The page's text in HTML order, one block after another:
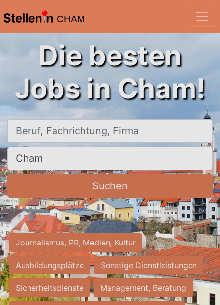
CHAM
Die besten
Jobs in Cham!
Beruf, Fachrichtung, Firma
Ort, Stadt
Suchen
Journalismus, PR, Medien, Kultur
Ausbildungsplätze Sonstige Dienstleistungen
Sicherheitsdienste Management, Beratung